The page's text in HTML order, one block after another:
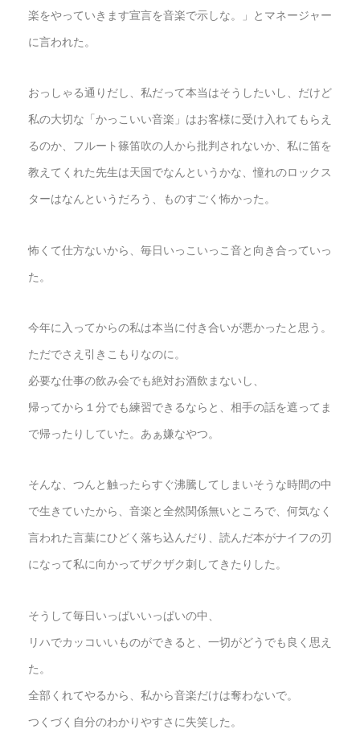
楽をやっていきます宣言を音楽で示しな。」とマネージャー
に言われた。
おっしゃる通りだし、私だって本当はそうしたいし、だけど
私の大切な「かっこいい音楽」はお客様に受け入れてもらえ
るのか、フルート篠笛吹の人から批判されないか、私に笛を
教えてくれた先生は天国でなんというかな、憧れのロックス
ターはなんというだろう、ものすごく怖かった。
怖くて仕方ないから、毎日いっこいっこ音と向き合っていっ
た。
今年に入ってからの私は本当に付き合いが悪かったと思う。
ただでさえ引きこもりなのに。
必要な仕事の飲み会でも絶対お酒飲まないし、
帰ってから１分でも練習できるならと、相手の話を遮ってま
で帰ったりしていた。あぁ嫌なやつ。
そんな、つんと触ったらすぐ沸騰してしまいそうな時間の中
で生きていたから、音楽と全然関係無いところで、何気なく
言われた言葉にひどく落ち込んだり、読んだ本がナイフの刃
になって私に向かってザクザク刺してきたりした。
そうして毎日いっぱいいっぱいの中、
リハでカッコいいものができると、一切がどうでも良く思え
た。
全部くれてやるから、私から音楽だけは奪わないで。
つくづく自分のわかりやすさに失笑した。